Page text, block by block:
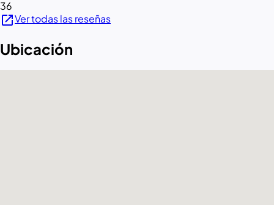
36
open_in_newVer todas las reseñas
Ubicación